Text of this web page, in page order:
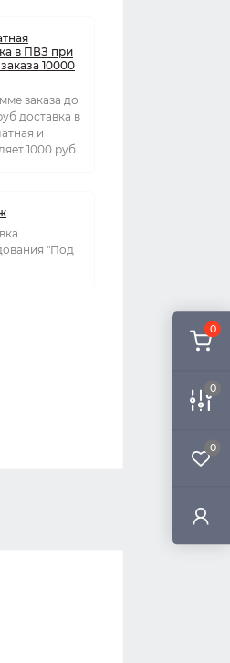
0
0
0
в ПВЗ при
10000
заказа до
доставка в
и
1000 руб.
"Под